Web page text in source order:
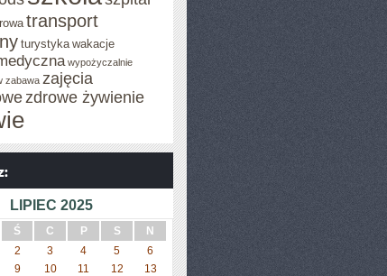
transport
turystyka wakacje
wypożyczalnie
zabawa zajęcia
zdrowe żywienie
LIPIEC 2025
Ś C P S
N
2 3 4 5
6
9 10 11 12
13